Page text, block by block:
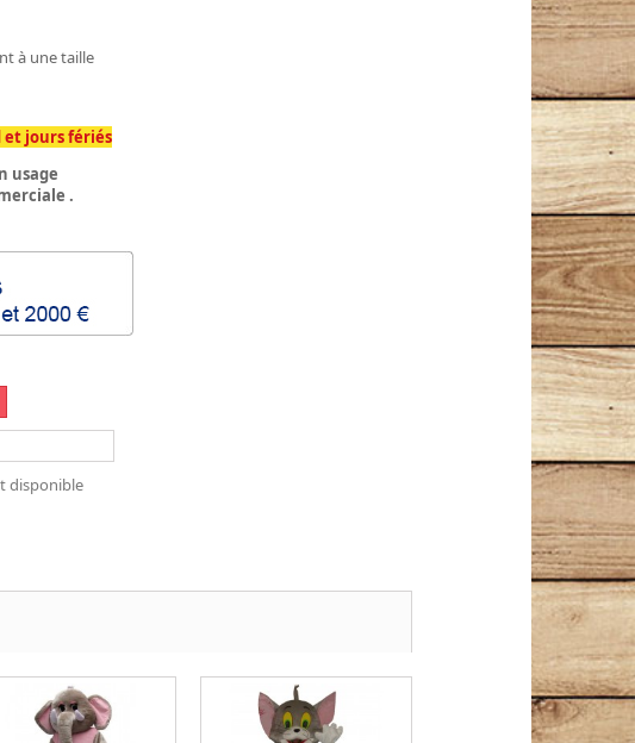
à une taille
et jours fériés
usage
.
disponible